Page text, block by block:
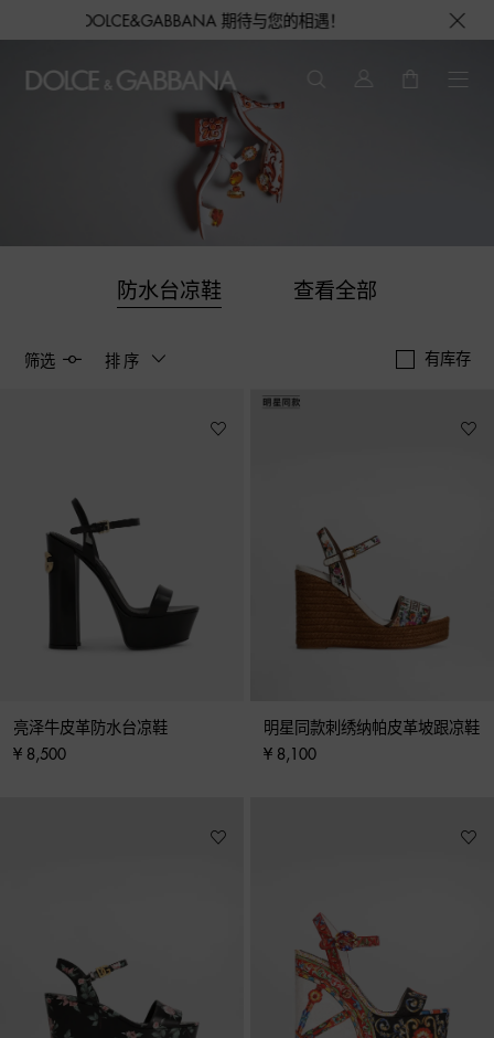
，DOLCE&GABBANA 期待与您的相遇！
防水台凉鞋 查看全部
筛选 排序 有库存
亮泽牛皮革防水台凉鞋
¥ 8,500
明星同款刺绣纳帕皮革坡跟凉鞋
¥ 8,100